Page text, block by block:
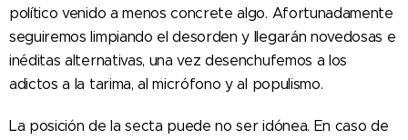
político venido a menos concrete algo. Afortunadamente
seguiremos limpiando el desorden y llegarán novedosas e
inéditas alternativas, una vez desenchufemos a los
adictos a la tarima, al micrófono y al populismo.
La posición de la secta puede no ser idónea. En caso de